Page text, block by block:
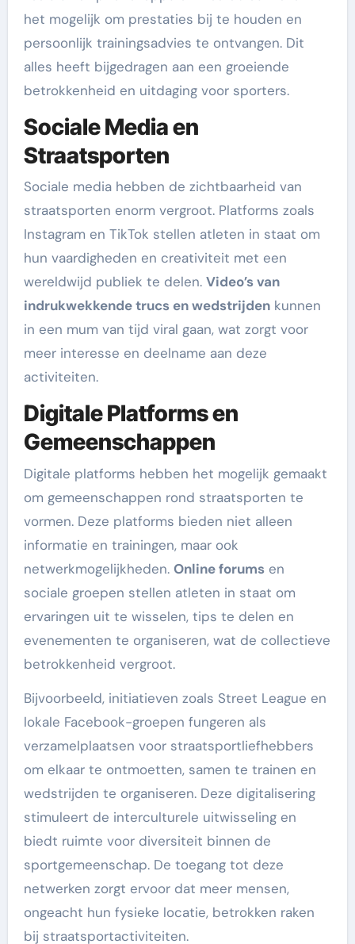
het mogelijk om prestaties bij te houden en
persoonlijk trainingsadvies te ontvangen. Dit
alles heeft bijgedragen aan een groeiende
betrokkenheid en uitdaging voor sporters.
Sociale Media en
Straatsporten
Sociale media hebben de zichtbaarheid van
straatsporten enorm vergroot. Platforms zoals
Instagram en TikTok stellen atleten in staat om
hun vaardigheden en creativiteit met een
wereldwijd publiek te delen. Video’s van
indrukwekkende trucs en wedstrijdenkunnen
in een mum van tijd viral gaan, wat zorgt voor
meer interesse en deelname aan deze
activiteiten.
Digitale Platforms en
Gemeenschappen
Digitale platforms hebben het mogelijk gemaakt
om gemeenschappen rond straatsporten te
vormen. Deze platforms bieden niet alleen
informatie en trainingen, maar ook
netwerkmogelijkheden. Online forumsen
sociale groepen stellen atleten in staat om
ervaringen uit te wisselen, tips te delen en
evenementen te organiseren, wat de collectieve
betrokkenheid vergroot.
Bijvoorbeeld, initiatieven zoals Street League en
lokale Facebook-groepen fungeren als
verzamelplaatsen voor straatsportliefhebbers
om elkaar te ontmoetten, samen te trainen en
wedstrijden te organiseren. Deze digitalisering
stimuleert de interculturele uitwisseling en
biedt ruimte voor diversiteit binnen de
sportgemeenschap. De toegang tot deze
netwerken zorgt ervoor dat meer mensen,
ongeacht hun fysieke locatie, betrokken raken
bij straatsportactiviteiten.